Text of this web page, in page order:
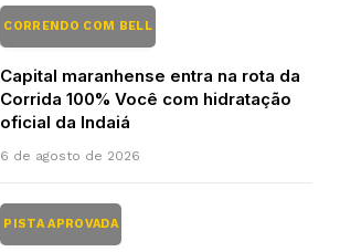
CORRENDO COM BELL
Capital maranhense entra na rota da
Corrida 100% Você com hidratação
oficial da Indaiá
6 de agosto de 2026
PISTA APROVADA